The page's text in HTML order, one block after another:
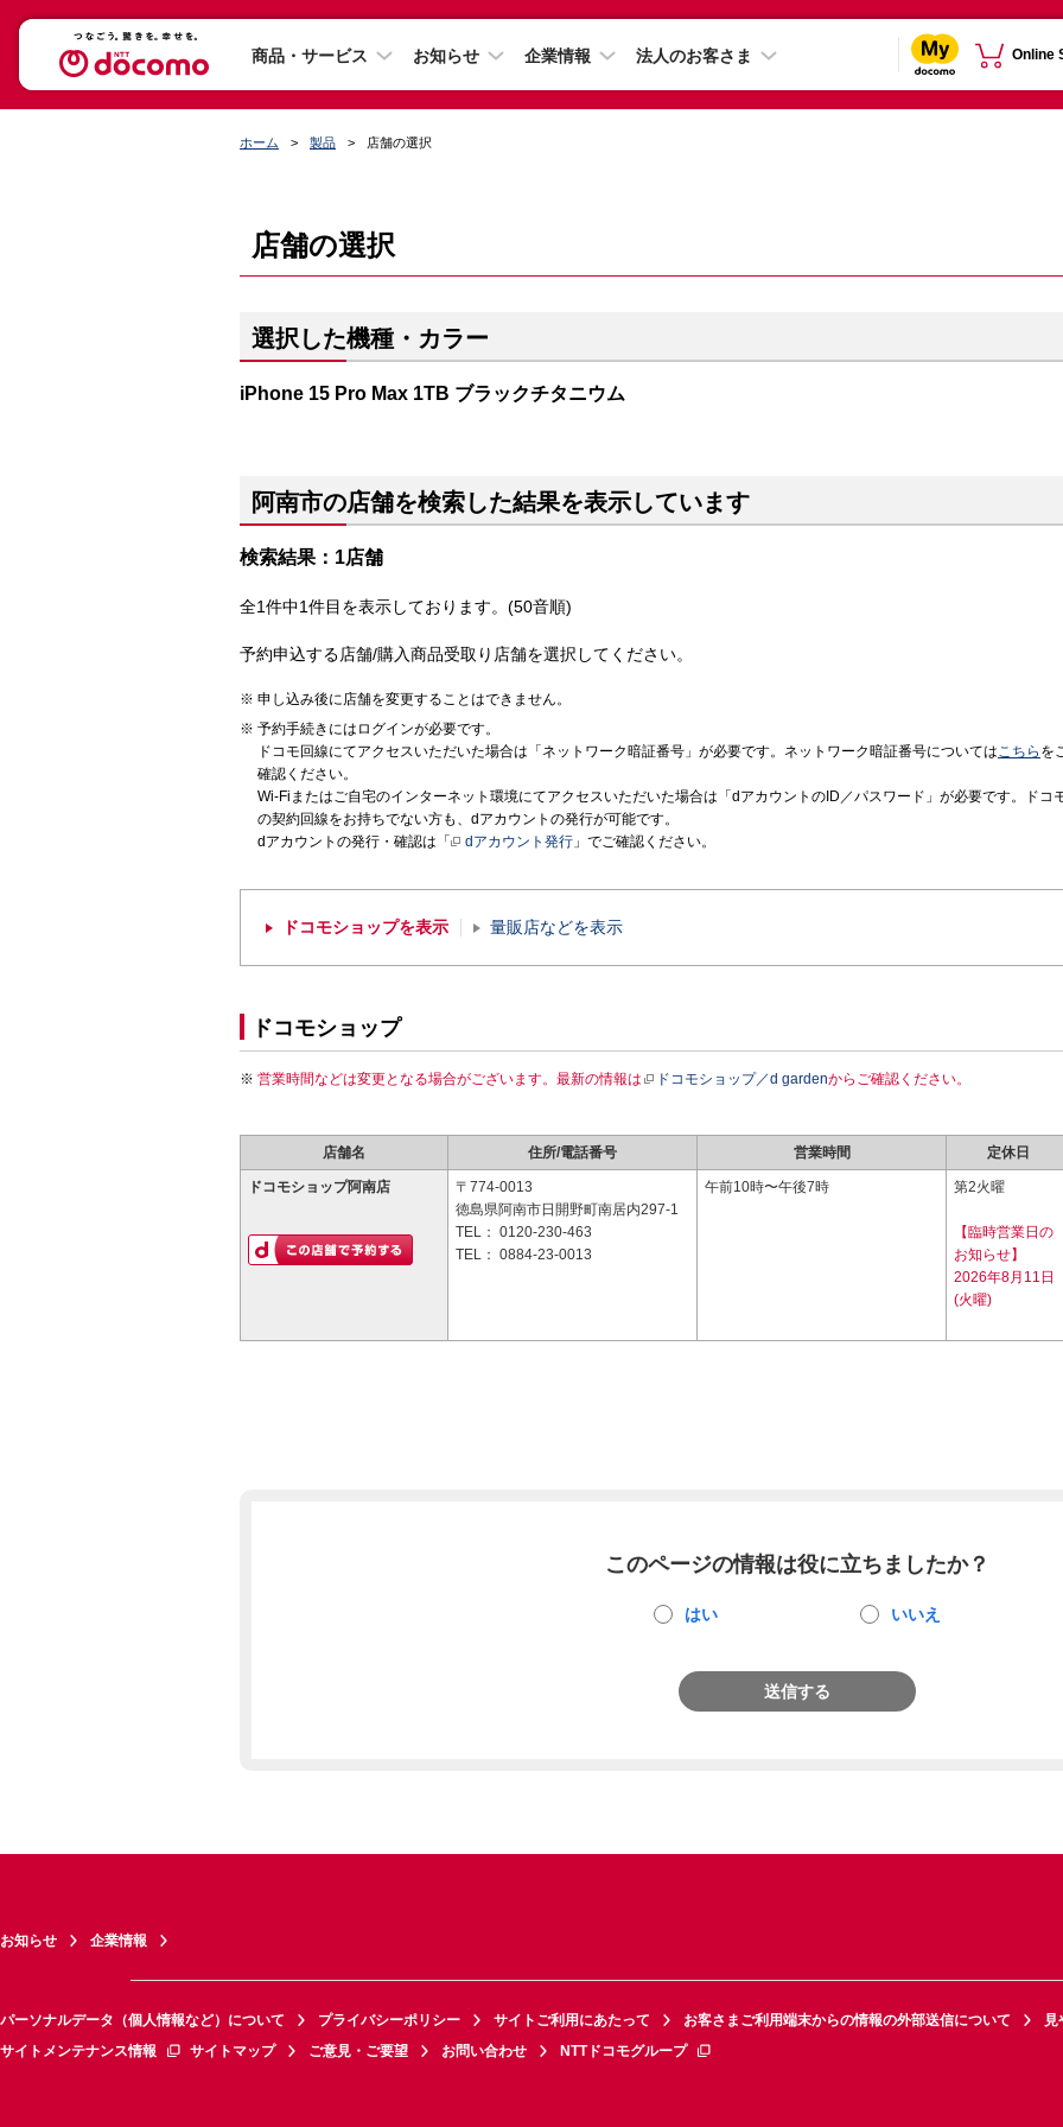
商品・サービス お知らせ 企業情報 法人のお客さま Online
ホーム 製品 店舗の選択
店舗の選択
選択した機種・カラー
iPhone 15 Pro Max 1TB ブラックチタニウム
阿南市の店舗を検索した結果を表示しています
検索結果：1店舗
全1件中1件目を表示しております。(50音順)
予約申込する店舗/購入商品受取り店舗を選択してください。
申し込み後に店舗を変更することはできません。
予約手続きにはログインが必要です。
ドコモ回線にてアクセスいただいた場合は「ネットワーク暗証番号」が必要です。ネットワーク暗証番号についてはこちら を
確認ください。
Wi-Fiまたはご自宅のインターネット環境にてアクセスいただいた場合は「dアカウントのID／パスワード」が必要です。ドコ
の契約回線をお持ちでない方も、dアカウントの発行が可能です。
dアカウントの発行・確認は「
dアカウント発行 」でご確認ください。
ドコモショップを表示 量販店などを表示
ドコモショップ
営業時間などは変更となる場合がございます。最新の情報は ドコモショップ／d gardenからご確認ください。
店舗名 住所/電話番号 営業時間 定休日
ドコモショップ阿南店
〒774-0013
徳島県阿南市日開野町南居内297-1
TEL： 0120-230-463
TEL： 0884-23-0013
午前10時〜午後7時 第2火曜
【臨時営業日の
お知らせ】
2026年8月11日
(火曜)
このページの情報は役に立ちましたか？
はい いいえ
送信する
お知らせ 企業情報
パーソナルデータ（個人情報など）について プライバシーポリシー サイトご利用にあたって お客さまご利用端末からの情報の外部送信について
見
サイトメンテナンス情報
サイトマップ ご意見・ご要望 お問い合わせ NTTドコモグループ